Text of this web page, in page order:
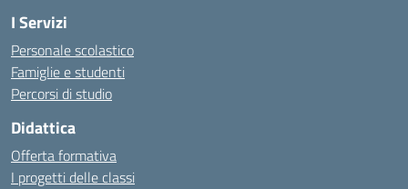
I Servizi
Personale scolastico
Famiglie e studenti
Percorsi di studio
Didattica
Offerta formativa
I progetti delle classi